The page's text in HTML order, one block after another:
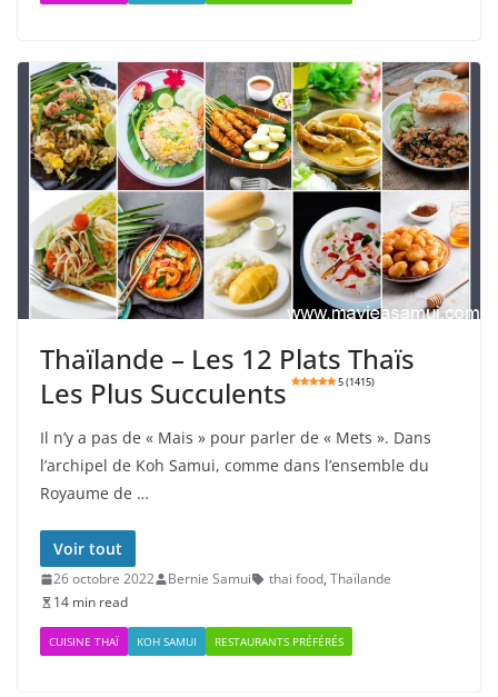
Thaïlande – Les 12 Plats Thaïs
Les Plus Succulents
5 (1415)
Il n’y a pas de « Mais » pour parler de « Mets ». Dans
l’archipel de Koh Samui, comme dans l’ensemble du
Royaume de …
Voir tout
26 octobre 2022 Bernie Samui thai food, Thaïlande
14 min read
CUISINE THAÏ KOH SAMUI RESTAURANTS PRÉFÉRÉS